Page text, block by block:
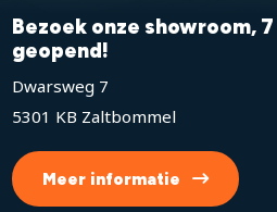
Bezoek onze showroom,
geopend!
Dwarsweg 7
5301 KB Zaltbommel
Meer informatie